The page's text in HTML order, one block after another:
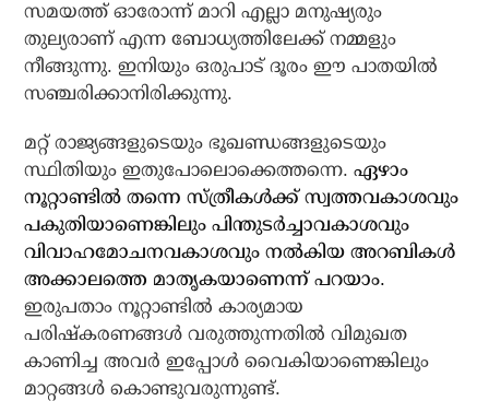
സമയത്ത് ഓരോന്ന് മാറി എല്ലാ മനുഷ്യരും
തുല്യരാണ് എന്ന ബോധ്യത്തിലേക്ക് നമ്മളും
നീങ്ങുന്നു. ഇനിയും ഒരുപാട് ദൂരം ഈ പാതയില്‍
സഞ്ചരിക്കാനിരിക്കുന്നു.
മറ്റ് രാജ്യങ്ങളുടെയും ഭൂഖണ്ഡങ്ങളുടെയും
സ്ഥിതിയും ഇതുപോലൊക്കെത്തന്നെ.ഏഴാം
നൂറ്റാണ്ടില്‍ തന്നെ സ്ത്രീകള്‍ക്ക് സ്വത്തവകാശവും
പകുതിയാണെങ്കിലും പിന്തുടര്‍ച്ചാവകാശവും
വിവാഹമോചനവകാശവും നല്‍കിയ അറബികള്‍
അക്കാലത്തെ മാതൃകയാണെന്ന് പറയാം.
ഇരുപതാം നൂറ്റാണ്ടില്‍ കാര്യമായ
പരിഷ്‌കരണങ്ങള്‍ വരുത്തുന്നതില്‍ വിമുഖത
കാണിച്ച അവര്‍ ഇപ്പോള്‍ വൈകിയാണെങ്കിലും
മാറ്റങ്ങള്‍ കൊണ്ടുവരുന്നുണ്ട്.